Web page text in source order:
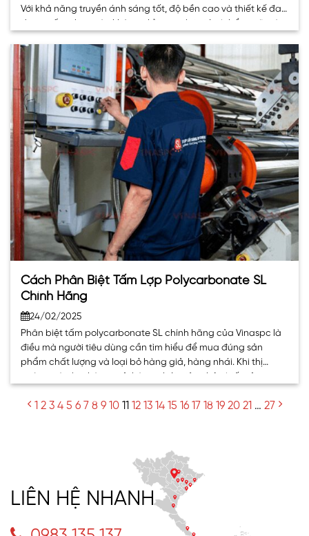
Với khả năng truyền ánh sáng tốt, độ bền cao và thiết kế đa
dạng, tấm nhựa này không chỉ mang lại giá trị thẩm mỹ mà
Cách Phân Biệt Tấm Lợp Polycarbonate SL
Chính Hãng
24/02/2025
Phân biệt tấm polycarbonate SL chính hãng của Vinaspc là
điều mà người tiêu dùng cần tìm hiểu để mua đúng sản
phẩm chất lượng và loại bỏ hàng giả, hàng nhái. Khi thị
trường tràn lan hàng giả, hàng nhái, việc nhận biết sản
1 2 3 4 5 6 7 8 9 10 11 12 13 14 15 16 17 18 19 20 21 … 27
LIÊN HỆ NHANH